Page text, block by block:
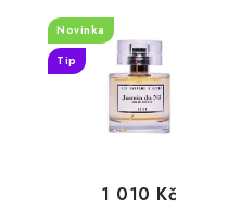
toaletní voda
Novinka
Tip
1 010 Kč